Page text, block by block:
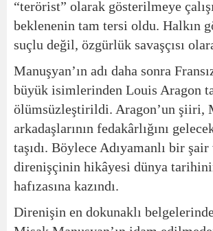
“terörist” olarak gösterilmeye
beklenenin tam tersi oldu. Halkın
suçlu değil, özgürlük savaşçısı
Manuşyan’ın adı daha sonra
büyük isimlerinden Louis Aragon
ölümsüzleştirildi. Aragon’un şiiri,
arkadaşlarının fedakârlığını
taşıdı. Böylece Adıyamanlı bir şair
direnişçinin hikâyesi dünya
hafızasına kazındı.
Direnişin en dokunaklı